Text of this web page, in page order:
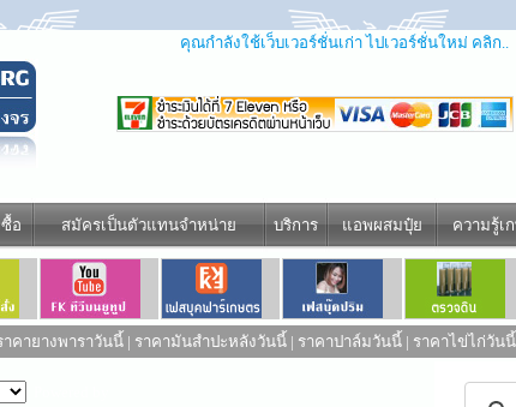
คุณกำลังใช้เว็บเวอร์ชั่นเก่า ไปเวอร์ชั่นใหม่ คลิก..
อ สมัครเป็นตัวแทนจำหน่าย บริการ แอพผสมปุ๋ย ความรู้เ
าคายางพาราวันนี้ | ราคามันสำปะหลังวันนี้ | ราคาปาล์มวันนี้ | ราคาไข่ไก่วันนี้